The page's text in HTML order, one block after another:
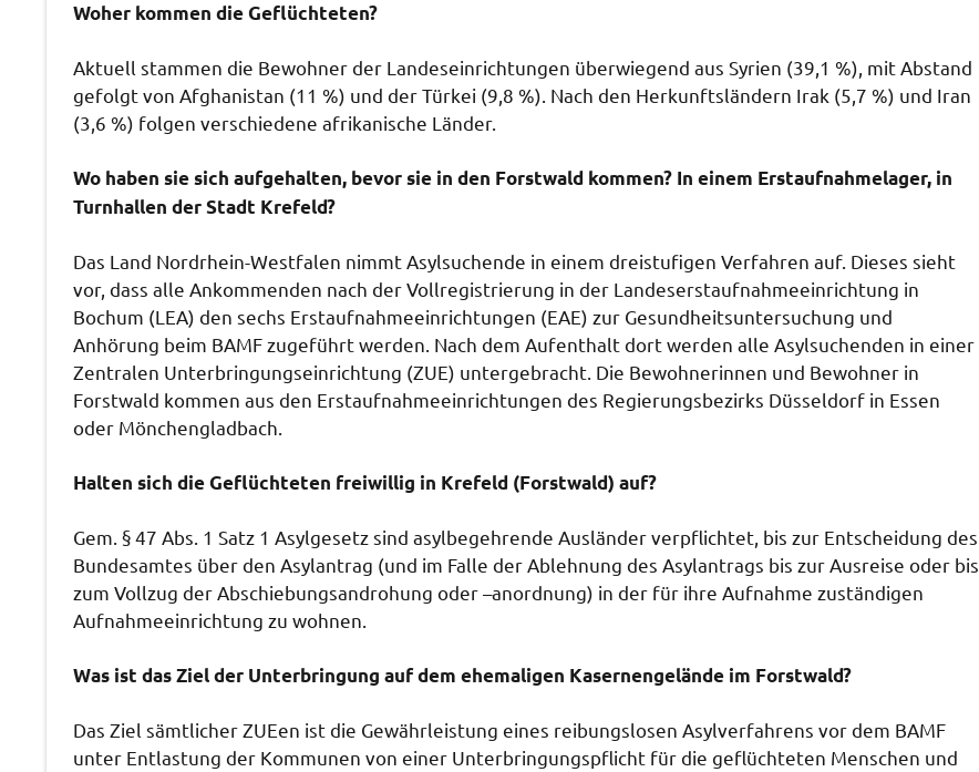
Woher kommen die Geflüchteten?
Aktuell stammen die Bewohner der Landeseinrichtungen überwiegend aus Syrien (39,1 %), mit Abstand
gefolgt von Afghanistan (11 %) und der Türkei (9,8 %). Nach den Herkunftsländern Irak (5,7 %) und Iran
(3,6 %) folgen verschiedene afrikanische Länder.
Wo haben sie sich aufgehalten, bevor sie in den Forstwald kommen? In einem Erstaufnahmelager, in
Turnhallen der Stadt Krefeld?
Das Land Nordrhein-Westfalen nimmt Asylsuchende in einem dreistufigen Verfahren auf. Dieses sieht
vor, dass alle Ankommenden nach der Vollregistrierung in der Landeserstaufnahmeeinrichtung in
Bochum (LEA) den sechs Erstaufnahmeeinrichtungen (EAE) zur Gesundheitsuntersuchung und
Anhörung beim BAMF zugeführt werden. Nach dem Aufenthalt dort werden alle Asylsuchenden in einer
Zentralen Unterbringungseinrichtung (ZUE) untergebracht. Die Bewohnerinnen und Bewohner in
Forstwald kommen aus den Erstaufnahmeeinrichtungen des Regierungsbezirks Düsseldorf in Essen
oder Mönchengladbach.
Halten sich die Geflüchteten freiwillig in Krefeld (Forstwald) auf?
Gem. § 47 Abs. 1 Satz 1 Asylgesetz sind asylbegehrende Ausländer verpflichtet, bis zur Entscheidung des
Bundesamtes über den Asylantrag (und im Falle der Ablehnung des Asylantrags bis zur Ausreise oder bis
zum Vollzug der Abschiebungsandrohung oder –anordnung) in der für ihre Aufnahme zuständigen
Aufnahmeeinrichtung zu wohnen.
Was ist das Ziel der Unterbringung auf dem ehemaligen Kasernengelände im Forstwald?
Das Ziel sämtlicher ZUEen ist die Gewährleistung eines reibungslosen Asylverfahrens vor dem BAMF
unter Entlastung der Kommunen von einer Unterbringungspflicht für die geflüchteten Menschen und